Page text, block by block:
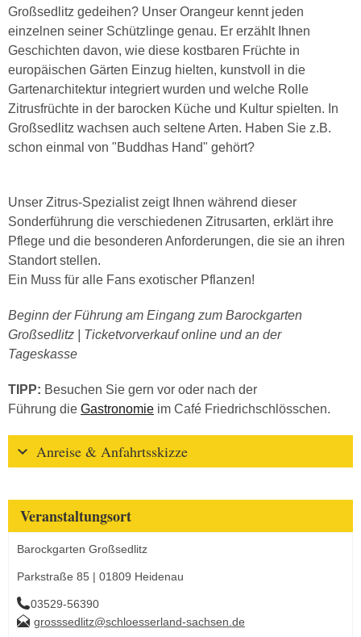
Großsedlitz gedeihen? Unser Orangeur kennt jeden
einzelnen seiner Schützlinge genau. Er erzählt Ihnen
Geschichten davon, wie diese kostbaren Früchte in
europäischen Gärten Einzug hielten, kunstvoll in die
Gartenarchitektur integriert wurden und welche Rolle
Zitrusfrüchte in der barocken Küche und Kultur spielten. In
Großsedlitz wachsen auch seltene Arten. Haben Sie z.B.
schon einmal von "Buddhas Hand" gehört?
Unser Zitrus-Spezialist zeigt Ihnen während dieser
Sonderführung die verschiedenen Zitrusarten, erklärt ihre
Pflege und die besonderen Anforderungen, die sie an ihren
Standort stellen.
Ein Muss für alle Fans exotischer Pflanzen!
Beginn der Führung am Eingang zum Barockgarten
Großsedlitz | Ticketvorverkauf online und an der
Tageskasse
TIPP: Besuchen Sie gern vor oder nach der
Führung die Gastronomie im Café Friedrichschlösschen.
Anreise & Anfahrtsskizze
Veranstaltungsort
Barockgarten Großsedlitz
Parkstraße 85 | 01809 Heidenau
03529-56390
grosssedlitz@schloesserland-sachsen.de